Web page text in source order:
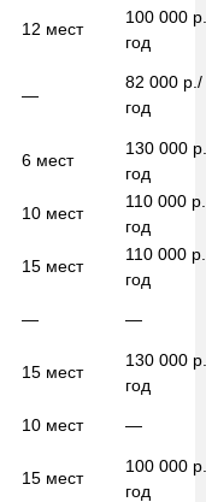
12 мест
100 000
год
—
82 000 р./
год
6 мест
130 000
год
10 мест
110 000
год
15 мест
110 000
год
— —
15 мест
130 000
год
10 мест —
15 мест
100 000
год